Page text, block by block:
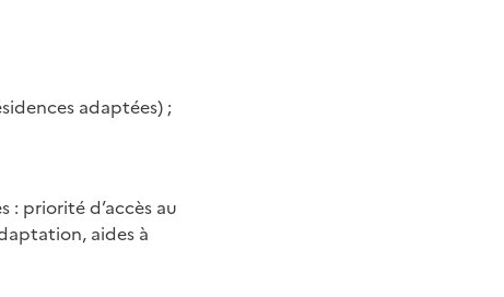
adaptées) ;
: priorité d’accès au
aides à